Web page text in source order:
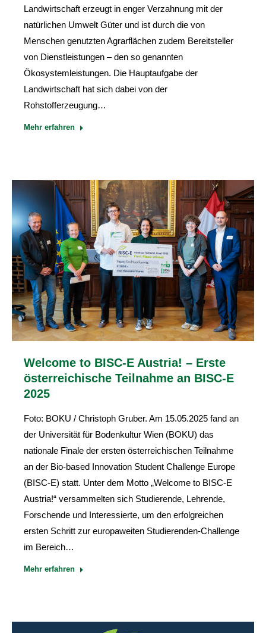
Landwirtschaft erzeugt in enger Verzahnung mit der
natürlichen Umwelt Güter und ist durch die von
Menschen genutzten Agrarflächen zudem Bereitsteller
von Dienstleistungen – den so genannten
Ökosystemleistungen. Die Hauptaufgabe der
Landwirtschaft hat sich dabei von der
Rohstofferzeugung…
Mehr erfahren
Welcome to BISC-E Austria! – Erste
österreichische Teilnahme an BISC-E
2025
Foto: BOKU / Christoph Gruber. Am 15.05.2025 fand an
der Universität für Bodenkultur Wien (BOKU) das
nationale Finale der ersten österreichischen Teilnahme
an der Bio-based Innovation Student Challenge Europe
(BISC-E) statt. Unter dem Motto „Welcome to BISC-E
Austria!“ versammelten sich Studierende, Lehrende,
Forschende und Interessierte, um den erfolgreichen
ersten Schritt zur europaweiten Studierenden-Challenge
im Bereich…
Mehr erfahren